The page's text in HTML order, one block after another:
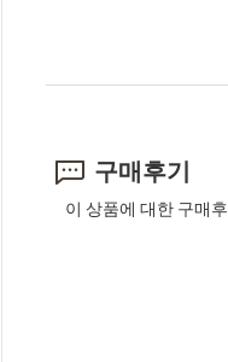
구매후기
이 상품에 대한 구매